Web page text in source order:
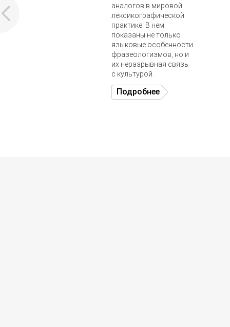
аналогов в мировой
лексикографической
практике. В нем
показаны не только
языковые особенности
фразеологизмов, но и
их неразрывная связь
с культурой.
Подробнее